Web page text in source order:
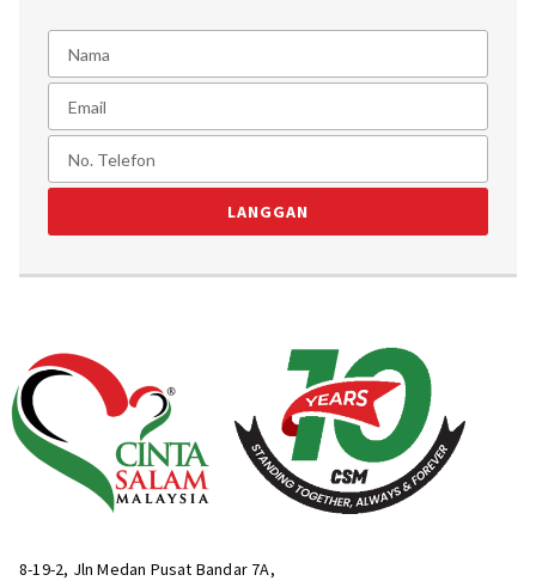
LANGGAN
8-19-2, Jln Medan Pusat Bandar 7A,